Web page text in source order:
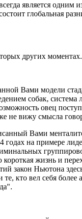
является одним
глобальная
других моментах.
Вами модели
собак, система
овец
не вижу смысла
Вами
годах на примере
короткая жизнь и
закон Ньютона
кто вел себя более